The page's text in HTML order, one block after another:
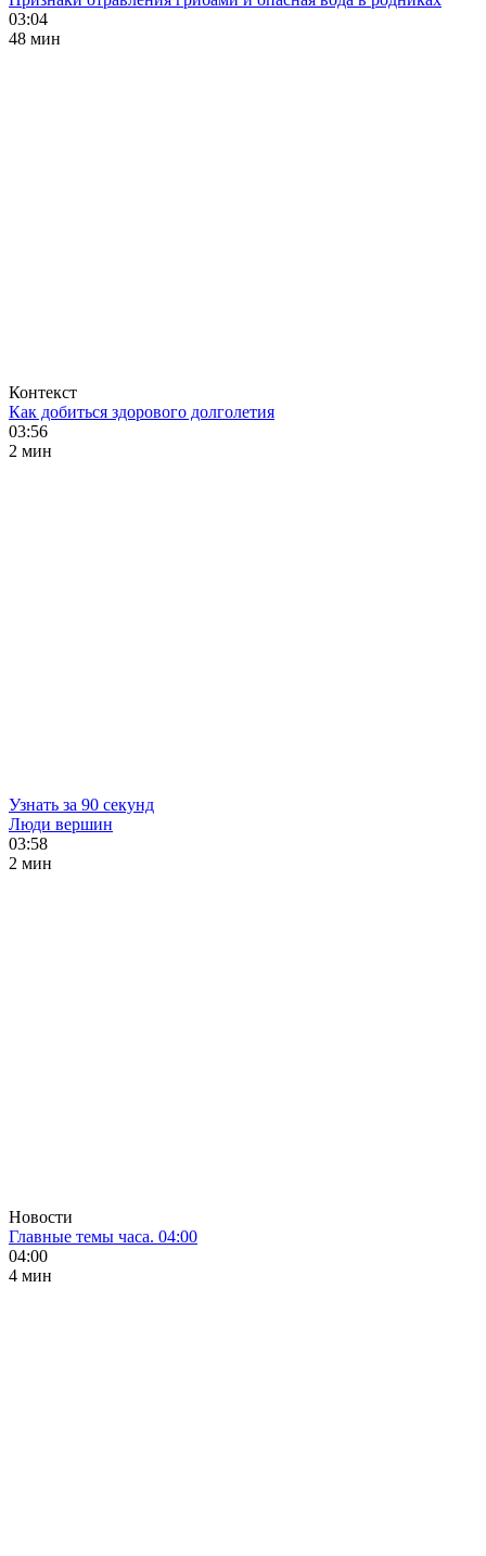
03:04
48 мин
Контекст
Как добиться здорового долголетия
03:56
2 мин
Узнать за 90 секунд
Люди вершин
03:58
2 мин
Новости
Главные темы часа. 04:00
04:00
4 мин